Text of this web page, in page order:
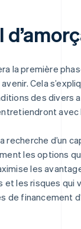
la première
Cela
des divers
d’un
les options
les
les risques qui
de financement